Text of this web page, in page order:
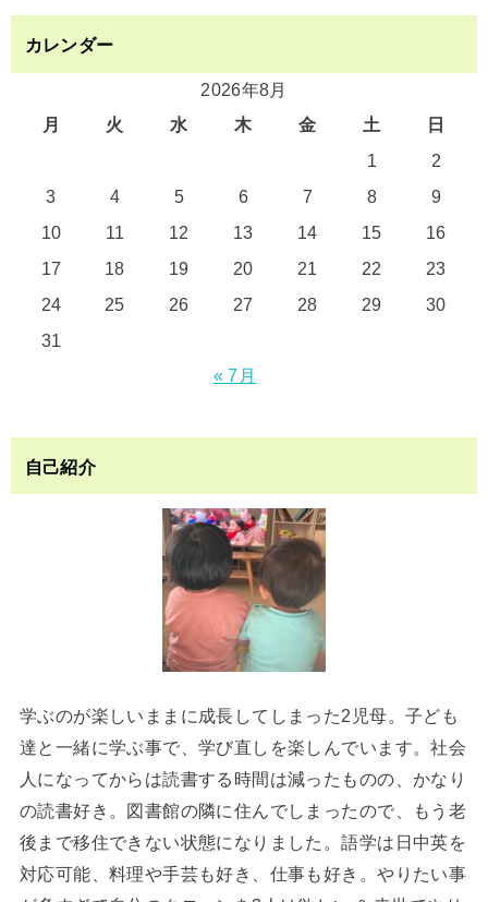
カレンダー
2026年8月
月
火 水 木 金 土
日
1
2
3
4 5 6 7 8
9
10
11 12 13 14 15
16
17
18 19 20 21 22
23
24
25 26 27 28 29
30
31
« 7月
自己紹介
学ぶのが楽しいままに成長してしまった2児母。子ども
達と一緒に学ぶ事で、学び直しを楽しんでいます。社会
人になってからは読書する時間は減ったものの、かなり
の読書好き。図書館の隣に住んでしまったので、もう老
後まで移住できない状態になりました。語学は日中英を
対応可能、料理や手芸も好き、仕事も好き。やりたい事